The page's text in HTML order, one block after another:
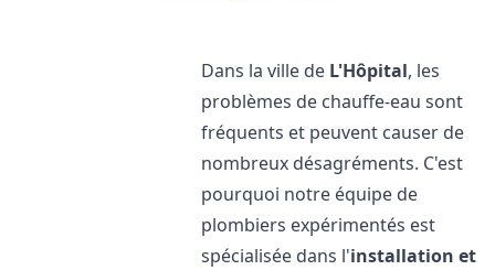
Dans la ville de L'Hôpital, les
problèmes de chauffe-eau sont
fréquents et peuvent causer de
nombreux désagréments. C'est
pourquoi notre équipe de
plombiers expérimentés est
spécialisée dans l'installation et